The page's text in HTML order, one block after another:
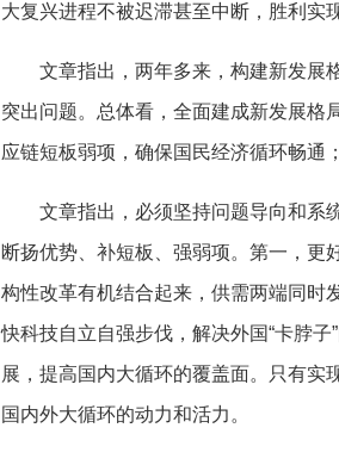
大复兴进程不被迟滞甚至中断，胜利实
文章指出，两年多来，构建新发展格
突出问题。总体看，全面建成新发展格
应链短板弱项，确保国民经济循环畅通
文章指出，必须坚持问题导向和系统
断扬优势、补短板、强弱项。第一，更
构性改革有机结合起来，供需两端同时
快科技自立自强步伐，解决外国“卡脖
展，提高国内大循环的覆盖面。只有实
国内外大循环的动力和活力。